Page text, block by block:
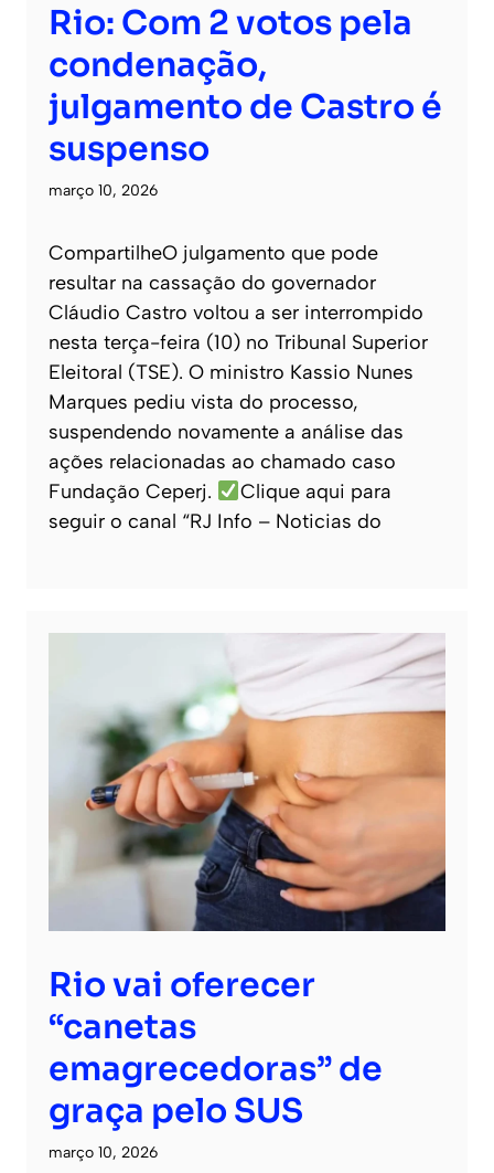
Rio: Com 2 votos pela
condenação,
julgamento de Castro é
suspenso
março 10, 2026
CompartilheO julgamento que pode
resultar na cassação do governador
Cláudio Castro voltou a ser interrompido
nesta terça-feira (10) no Tribunal Superior
Eleitoral (TSE). O ministro Kassio Nunes
Marques pediu vista do processo,
suspendendo novamente a análise das
ações relacionadas ao chamado caso
Fundação Ceperj.
Clique aqui para
seguir o canal “RJ Info – Noticias do
Rio vai oferecer
“canetas
emagrecedoras” de
graça pelo SUS
março 10, 2026